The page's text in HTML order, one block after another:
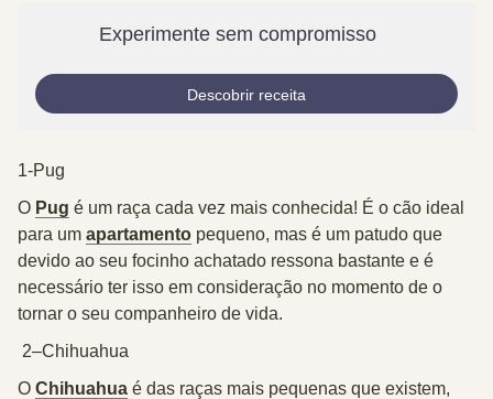
Experimente sem compromisso
Descobrir receita
1-Pug
O Pug é um raça cada vez mais conhecida! É o cão ideal
para um apartamento pequeno, mas é um patudo que
devido ao seu focinho achatado ressona bastante e é
necessário ter isso em consideração no momento de o
tornar o seu companheiro de vida.
2–Chihuahua
O Chihuahua é das raças mais pequenas que existem,